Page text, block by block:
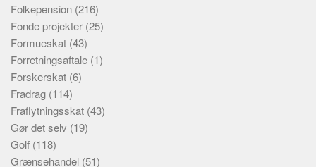
Folkepension (216)
Fonde projekter (25)
Formueskat (43)
Forretningsaftale (1)
Forskerskat (6)
Fradrag (114)
Fraflytningsskat (43)
Gør det selv (19)
Golf (118)
Grænsehandel (51)